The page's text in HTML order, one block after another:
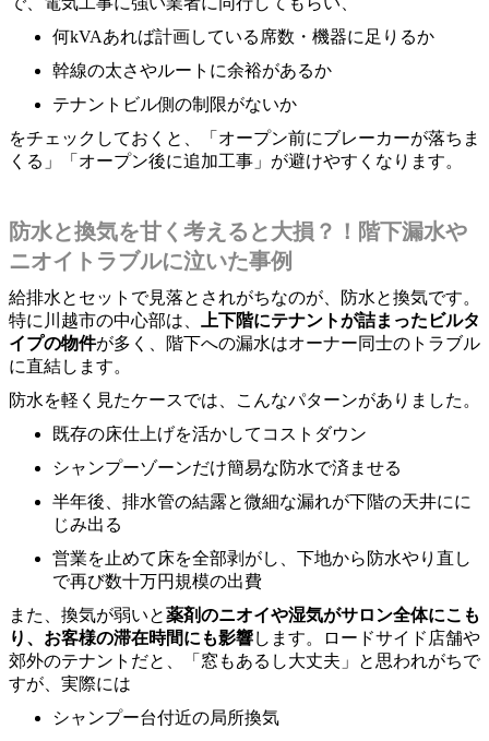
何kVAあれば計画している席数・機器に足りるか
幹線の太さやルートに余裕があるか
テナントビル側の制限がないか
をチェックしておくと、「オープン前にブレーカーが落ちま
くる」「オープン後に追加工事」が避けやすくなります。
防水と換気を甘く考えると大損？！階下漏水や
ニオイトラブルに泣いた事例
給排水とセットで見落とされがちなのが、防水と換気です。
特に川越市の中心部は、 上下階にテナントが詰まったビルタ
イプの物件が多く、階下への漏水はオーナー同士のトラブル
に直結します。
防水を軽く見たケースでは、こんなパターンがありました。
既存の床仕上げを活かしてコストダウン
シャンプーゾーンだけ簡易な防水で済ませる
半年後、排水管の結露と微細な漏れが下階の天井にに
じみ出る
営業を止めて床を全部剥がし、下地から防水やり直し
で再び数十万円規模の出費
また、換気が弱いと薬剤のニオイや湿気がサロン全体にこも
り、お客様の滞在時間にも影響します。ロードサイド店舗や
郊外のテナントだと、「窓もあるし大丈夫」と思われがちで
すが、実際には
シャンプー台付近の局所換気